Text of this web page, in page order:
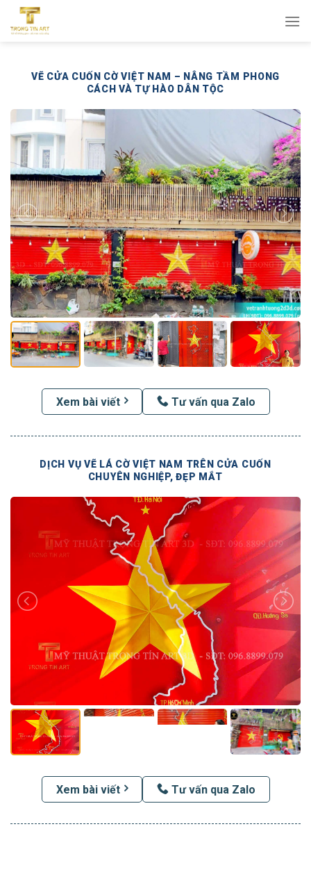
qua
VẼ CỬA CUỐN CỜ VIỆT NAM – NÂNG TẦM PHONG
CÁCH VÀ TỰ HÀO DÂN TỘC
Xem bài viết Tư vấn qua Zalo
DỊCH VỤ VẼ LÁ CỜ VIỆT NAM TRÊN CỬA CUỐN
CHUYÊN NGHIỆP, ĐẸP MẮT
Xem bài viết Tư vấn qua Zalo